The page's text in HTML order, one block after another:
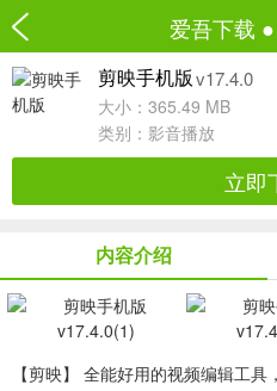
爱吾下载 ●
剪映手机版 v17.4.0
大小：365.49 MB
类别： 影音播放
立即
内容介绍
【剪映】 全能好用的视频编辑工具